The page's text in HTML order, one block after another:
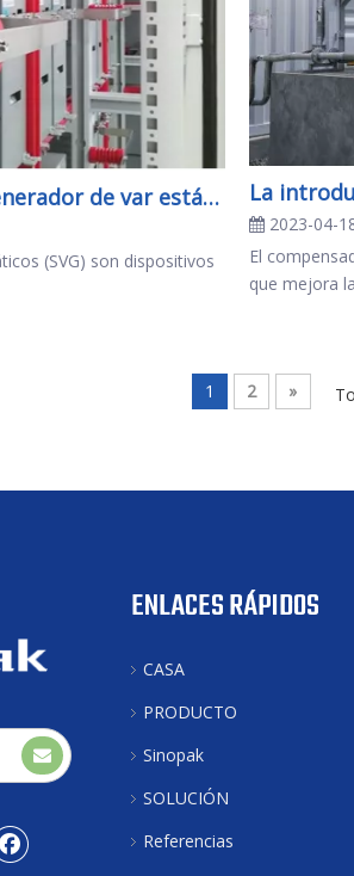
¿Cómo funciona un generador de var estático?
(SVG) son dispositivos
2023-04-
El
que mejora
1 2 »
ENLACES RÁPIDOS
CASA
PRODUCTO
Sinopak
SOLUCIÓN
Referencias